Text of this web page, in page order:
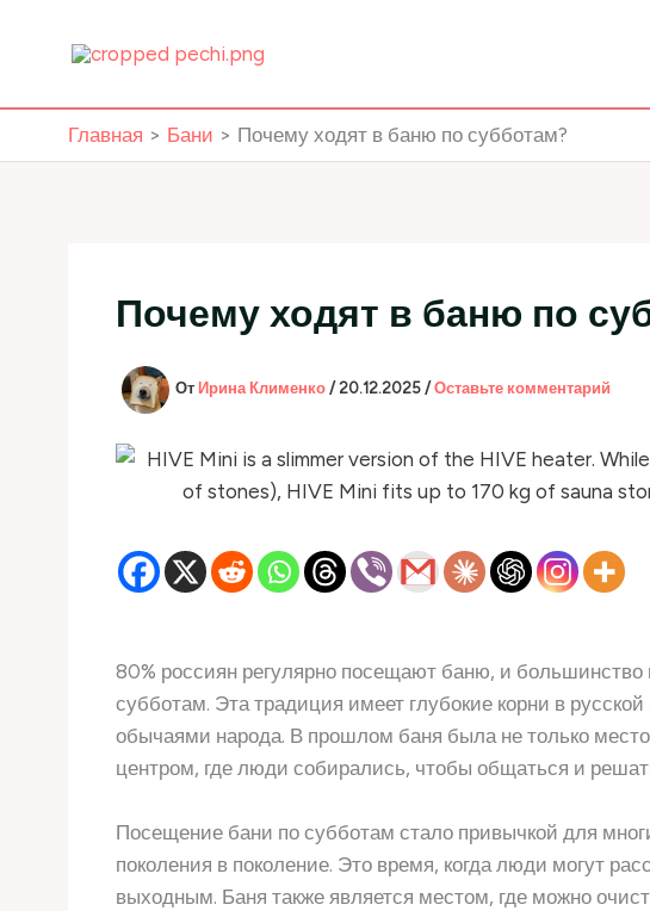
Главная Бани Почему ходят в баню по субботам?
Почему ходят в баню по
От Ирина Клименко / 20.12.2025 / Оставьте комментарий
80% россиян регулярно посещают баню, и большинство
субботам. Эта традиция имеет глубокие корни в
обычаями народа. В прошлом баня была не только
центром, где люди собирались, чтобы общаться и
Посещение бани по субботам стало привычкой для
поколения в поколение. Это время, когда люди могут
выходным. Баня также является местом, где можно